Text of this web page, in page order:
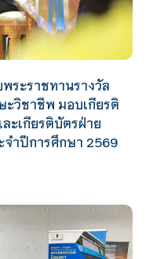
ระราชทานรางวัล
ะวิชาชีพ มอบเกียรติ
ะเกียรติบัตรฝ่าย
จำปีการศึกษา 2569